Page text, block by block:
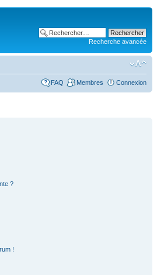
Recherche avancée
FAQ Membres Connexion
?
!